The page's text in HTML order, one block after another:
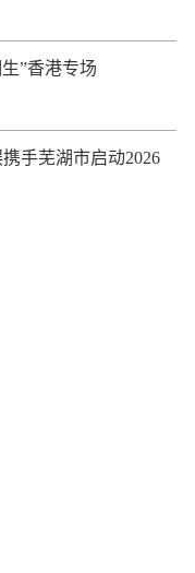
”香港专场
手芜湖市启动2026